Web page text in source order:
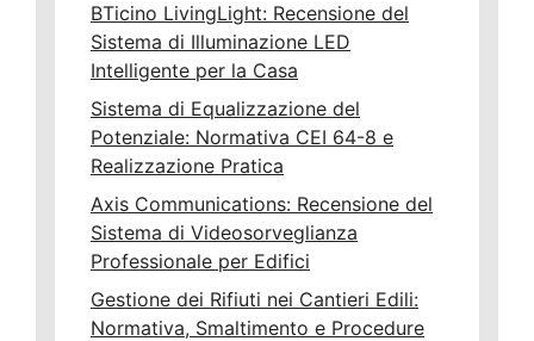
BTicino LivingLight: Recensione del
Sistema di Illuminazione LED
Intelligente per la Casa
Sistema di Equalizzazione del
Potenziale: Normativa CEI 64-8 e
Realizzazione Pratica
Axis Communications: Recensione del
Sistema di Videosorveglianza
Professionale per Edifici
Gestione dei Rifiuti nei Cantieri Edili:
Normativa, Smaltimento e Procedure